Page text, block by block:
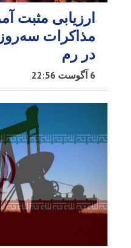
ارزیابی مثبت
مذاکرات
در رم
6 آگوست 22:56